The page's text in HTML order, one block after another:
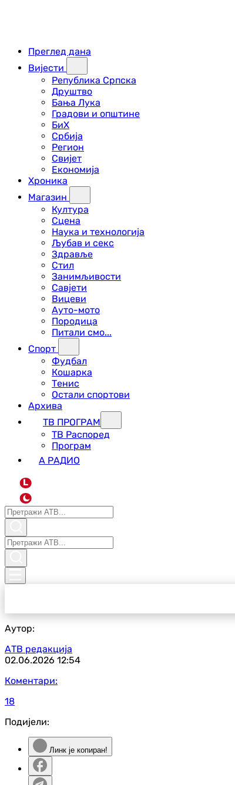
Преглед дана
Вијести
Република Српска
Друштво
Бања Лука
Градови и општине
БиХ
Србија
Регион
Свијет
Економија
Хроника
Магазин
Култура
Сцена
Наука и технологија
Љубав и секс
Здравље
Стил
Занимљивости
Савјети
Вицеви
Ауто-мото
Породица
Питали смо...
Спорт
Фудбал
Кошарка
Тенис
Остали спортови
Архива
ТВ ПРОГРАМ
ТВ Распоред
Програм
А РАДИО
L
Аутор:
АТВ редакција
02.06.2026 12:54
Коментари:
18
Подијели:
Линк је копиран!